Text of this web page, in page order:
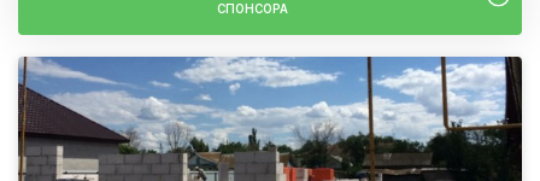
СПОНСОРА